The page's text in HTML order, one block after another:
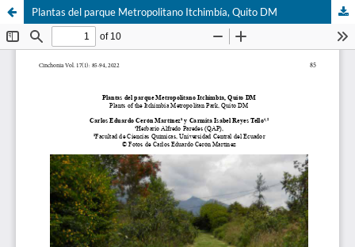
Plantas del parque Metropolitano Itchimbía, Quito DM